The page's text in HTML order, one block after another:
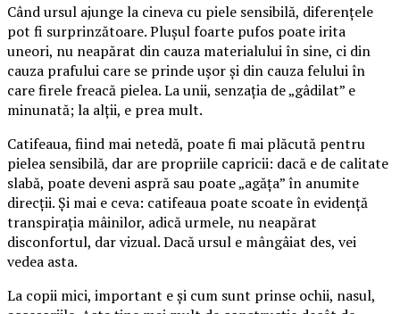
Când ursul ajunge la cineva cu piele sensibilă, diferențele
pot fi surprinzătoare. Plușul foarte pufos poate irita
uneori, nu neapărat din cauza materialului în sine, ci din
cauza prafului care se prinde ușor și din cauza felului în
care firele freacă pielea. La unii, senzația de „gâdilat” e
minunată; la alții, e prea mult.
Catifeaua, fiind mai netedă, poate fi mai plăcută pentru
pielea sensibilă, dar are propriile capricii: dacă e de calitate
slabă, poate deveni aspră sau poate „agăța” în anumite
direcții. Și mai e ceva: catifeaua poate scoate în evidență
transpirația mâinilor, adică urmele, nu neapărat
disconfortul, dar vizual. Dacă ursul e mângâiat des, vei
vedea asta.
La copii mici, important e și cum sunt prinse ochii, nasul,